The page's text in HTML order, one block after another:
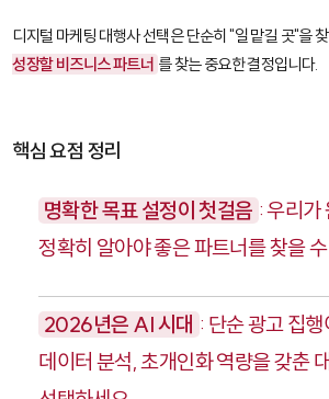
디지털 마케팅 대행사 선택은 단순히 "일 맡길 곳"을
성장할 비즈니스 파트너 를 찾는 중요한 결정입니다.
핵심 요점 정리
명확한 목표 설정이 첫걸음 : 우리가
정확히 알아야 좋은 파트너를 찾을
2026년은 AI 시대 : 단순 광고 집
데이터 분석, 초개인화 역량을 갖춘